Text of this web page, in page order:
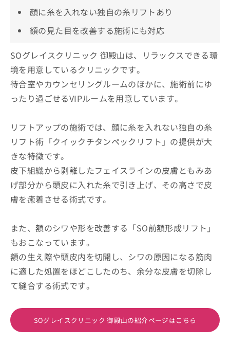
顔に糸を入れない独自の糸リフトあり
額の見た目を改善する施術にも対応
SOグレイスクリニック 御殿山は、リラックスできる環
境を用意しているクリニックです。
待合室やカウンセリングルームのほかに、施術前にゆ
ったり過ごせるVIPルームを用意しています。
リフトアップの施術では、顔に糸を入れない独自の糸
リフト術「クイックチタンペックリフト」の提供が大
きな特徴です。
皮下組織から剥離したフェイスラインの皮膚ともみあ
げ部分から頭皮に入れた糸で引き上げ、その高さで皮
膚を癒着させる術式です。
また、額のシワや形を改善する「SO前額形成リフト」
もおこなっています。
額の生え際や頭皮内を切開し、シワの原因になる筋肉
に適した処置をほどこしたのち、余分な皮膚を切除し
て縫合する術式です。
SOグレイスクリニック 御殿山の紹介ページはこちら